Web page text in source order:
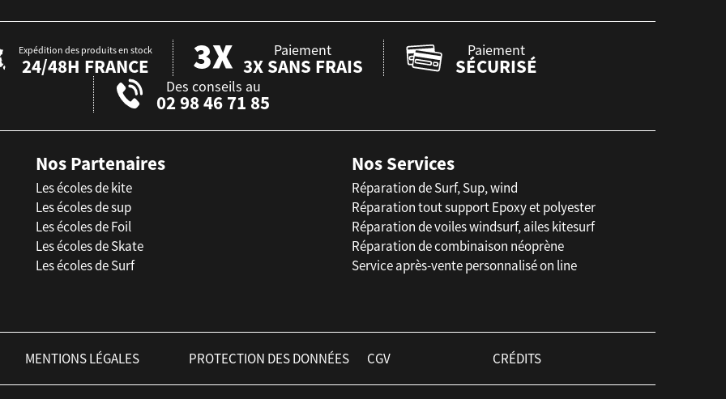
Expédition des produits en stock
24/48H FRANCE
Paiement
3X SANS FRAIS
Paiement
SÉCURISÉ
Des conseils au
02 98 46 71 85
Nos Partenaires
Les écoles de kite
Les écoles de sup
Les écoles de Foil
Les écoles de Skate
Les écoles de Surf
Nos Services
Réparation de Surf, Sup, wind
Réparation tout support Epoxy et polyester
Réparation de voiles windsurf, ailes kitesurf
Réparation de combinaison néoprène
Service après-vente personnalisé on line
MENTIONS LÉGALES PROTECTION DES DONNÉES CGV CRÉDITS